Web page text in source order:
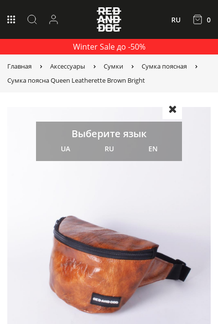
Winter Sale до -50%
RU 0
Главная Аксессуары Сумки
Сумка поясная
Сумка поясна Queen Leatherette Brown Bright
Выберите язык
UA RU EN